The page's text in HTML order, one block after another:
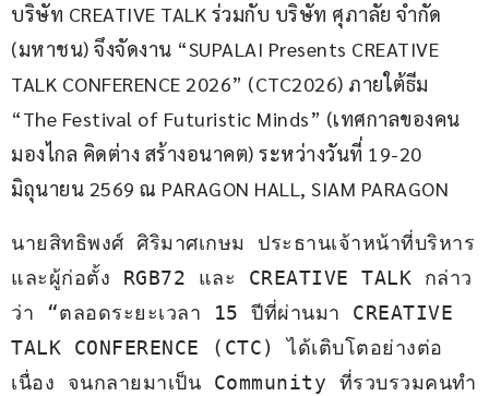
บริษัท CREATIVE TALK ร่วมกับ บริษัท ศุภาลัย จำกัด
(มหาชน) จึงจัดงาน “SUPALAI Presents CREATIVE
TALK CONFERENCE 2026” (CTC2026) ภายใต้ธีม
“The Festival of Futuristic Minds” (เทศกาลของคน
มองไกล คิดต่าง สร้างอนาคต) ระหว่างวันที่ 19-20
มิถุนายน 2569 ณ PARAGON HALL, SIAM PARAGON
นายสิทธิพงศ์ ศิริมาศเกษม ประธานเจ้าหน้าที่บริหาร
และผู้ก่อตั้ง RGB72 และ CREATIVE TALK กล่าว
ว่า “ตลอดระยะเวลา 15 ปีที่ผ่านมา CREATIVE
TALK CONFERENCE (CTC) ได้เติบโตอย่างต่อ
เนื่อง จนกลายมาเป็น Community ที่รวบรวมคนทำ